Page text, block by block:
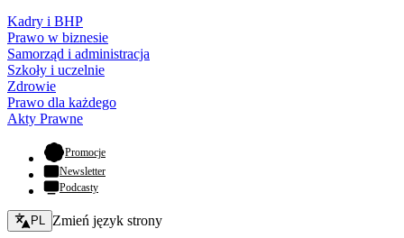
Kadry i BHP
Prawo w biznesie
Samorząd i administracja
Szkoły i uczelnie
Zdrowie
Prawo dla każdego
Akty Prawne
Promocje- otwiera się w nowej karcie
Newsletter
Podcasty
Zmień język - bieżący:
PL Zmień język strony